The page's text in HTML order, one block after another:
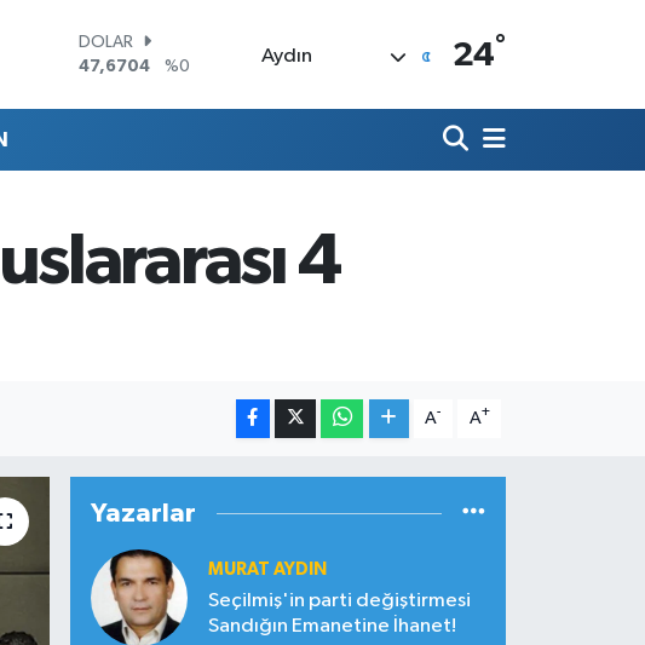
DOLAR
47,6704
%0
BİST100
13.799
%70
BITCOIN
Aydın 24°
4
A- A+
Yazarlar
MURAT AYDIN
Seçilmiş'in parti değiştirmesi
Sandığın Emanetine İhanet!